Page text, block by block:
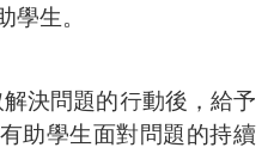
學生。
解決問題的行動後，給予
助學生面對問題的持續